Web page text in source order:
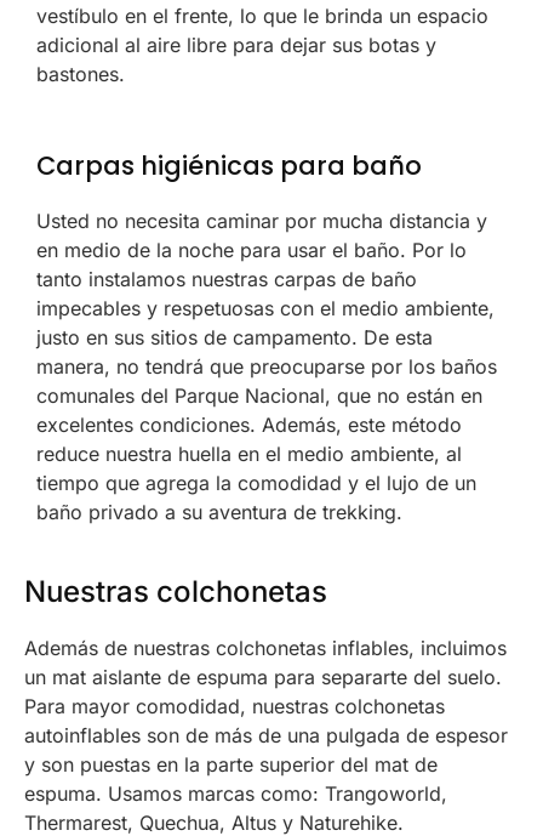
vestíbulo en el frente, lo que le brinda un espacio
adicional al aire libre para dejar sus botas y
bastones.
Carpas higiénicas para baño
Usted no necesita caminar por mucha distancia y
en medio de la noche para usar el baño. Por lo
tanto instalamos nuestras carpas de baño
impecables y respetuosas con el medio ambiente,
justo en sus sitios de campamento. De esta
manera, no tendrá que preocuparse por los baños
comunales del Parque Nacional, que no están en
excelentes condiciones. Además, este método
reduce nuestra huella en el medio ambiente, al
tiempo que agrega la comodidad y el lujo de un
baño privado a su aventura de trekking.
Nuestras colchonetas
Además de nuestras colchonetas inflables, incluimos
un mat aislante de espuma para separarte del suelo.
Para mayor comodidad, nuestras colchonetas
autoinflables son de más de una pulgada de espesor
y son puestas en la parte superior del mat de
espuma. Usamos marcas como: Trangoworld,
Thermarest, Quechua, Altus y Naturehike.